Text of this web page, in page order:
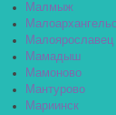
Малмыж
Малоярославец
Мамадыш
Мамоново
Мантурово
Мариинск